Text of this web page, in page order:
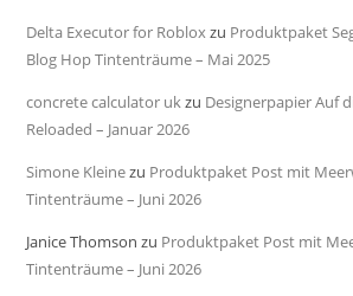
Delta Executor for Robloxzu Produktpaket
Blog Hop Tintenträume – Mai 2025
concrete calculator ukzu Designerpapier Auf
Reloaded – Januar 2026
Simone Kleinezu Produktpaket Post mit
Tintenträume – Juni 2026
Janice Thomson zu Produktpaket Post mit
Tintenträume – Juni 2026